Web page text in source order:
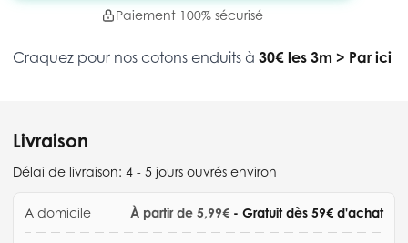
Paiement 100% sécurisé
Craquez pour nos cotons enduits à 30€ les 3m > Par ici
Livraison
Délai de livraison: 4 - 5 jours ouvrés environ
A domicile À partir de 5,99€ - Gratuit dès 59€ d'achat